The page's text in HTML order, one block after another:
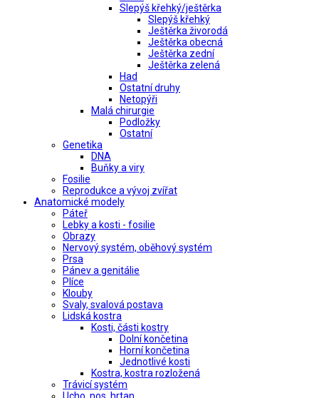
Slepýš křehký/ještěrka
Slepýš křehký
Ještěrka živorodá
Ještěrka obecná
Ještěrka zední
Ještěrka zelená
Had
Ostatní druhy
Netopýři
Malá chirurgie
Podložky
Ostatní
Genetika
DNA
Buňky a viry
Fosilie
Reprodukce a vývoj zvířat
Anatomické modely
Páteř
Lebky a kosti - fosilie
Obrazy
Nervový systém, oběhový systém
Prsa
Pánev a genitálie
Plíce
Klouby
Svaly, svalová postava
Lidská kostra
Kosti, části kostry
Dolní končetina
Horní končetina
Jednotlivé kosti
Kostra, kostra rozložená
Trávicí systém